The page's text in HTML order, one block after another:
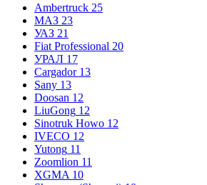
Ambertruck 25
МАЗ 23
УАЗ 21
Fiat Professional 20
УРАЛ 17
Cargador 13
Sany 13
Doosan 12
LiuGong 12
Sinotruk Howo 12
IVECO 12
Yutong 11
Zoomlion 11
XGMA 10